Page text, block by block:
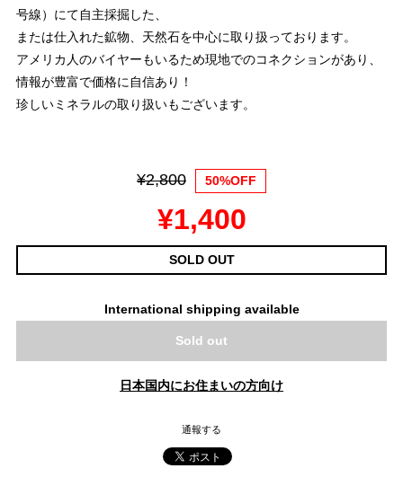
号線）にて自主採掘した、
または仕入れた鉱物、天然石を中心に取り扱っております。
アメリカ人のバイヤーもいるため現地でのコネクションがあり、
情報が豊富で価格に自信あり！
珍しいミネラルの取り扱いもございます。
¥2,800 50%OFF
¥1,400
SOLD OUT
International shipping available
Sold out
日本国内にお住まいの方向け
通報する